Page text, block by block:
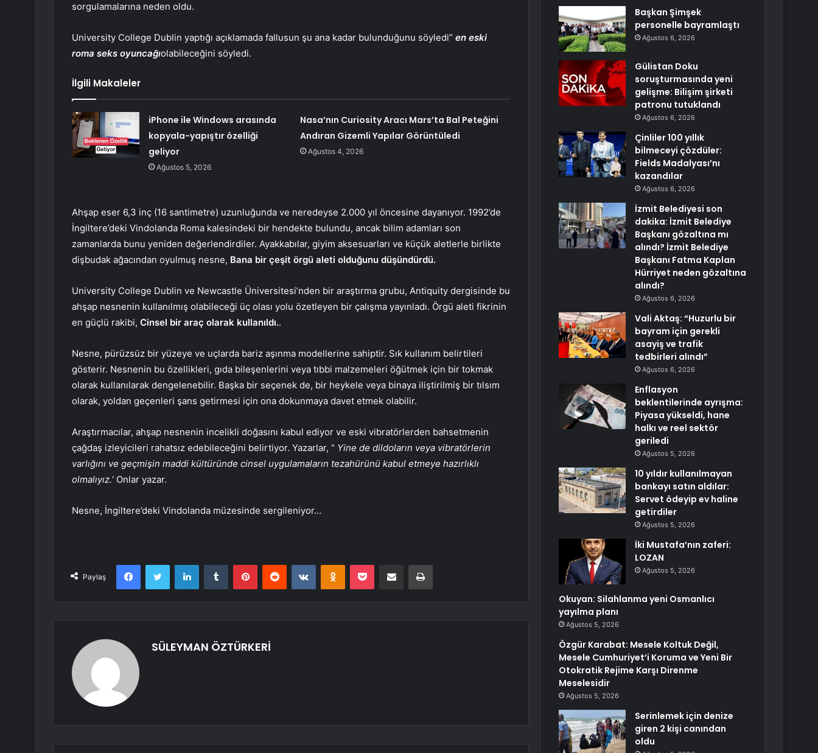
sorgulamalarına neden oldu.
University College Dublin yaptığı açıklamada fallusun şu ana kadar bulunduğunu söyledi” en eski
roma seks oyuncağıolabileceğini söyledi.
İlgili Makaleler
iPhone ile Windows arasında
kopyala-yapıştır özelliği
geliyor
Ağustos 5, 2026
Nasa’nın Curiosity Aracı Mars’ta Bal Peteğini
Andıran Gizemli Yapılar Görüntüledi
Ağustos 4, 2026
Ahşap eser 6,3 inç (16 santimetre) uzunluğunda ve neredeyse 2.000 yıl öncesine dayanıyor. 1992’de
İngiltere’deki Vindolanda Roma kalesindeki bir hendekte bulundu, ancak bilim adamları son
zamanlarda bunu yeniden değerlendirdiler. Ayakkabılar, giyim aksesuarları ve küçük aletlerle birlikte
dişbudak ağacından oyulmuş nesne, Bana bir çeşit örgü aleti olduğunu düşündürdü.
University College Dublin ve Newcastle Üniversitesi’nden bir araştırma grubu, Antiquity dergisinde bu
ahşap nesnenin kullanılmış olabileceği üç olası yolu özetleyen bir çalışma yayınladı. Örgü aleti fikrinin
en güçlü rakibi, Cinsel bir araç olarak kullanıldı..
Nesne, pürüzsüz bir yüzeye ve uçlarda bariz aşınma modellerine sahiptir. Sık kullanım belirtileri
gösterir. Nesnenin bu özellikleri, gıda bileşenlerini veya tıbbi malzemeleri öğütmek için bir tokmak
olarak kullanılarak dengelenebilir. Başka bir seçenek de, bir heykele veya binaya iliştirilmiş bir tılsım
olarak, yoldan geçenleri şans getirmesi için ona dokunmaya davet etmek olabilir.
Araştırmacılar, ahşap nesnenin incelikli doğasını kabul ediyor ve eski vibratörlerden bahsetmenin
çağdaş izleyicileri rahatsız edebileceğini belirtiyor. Yazarlar, “ Yine de dildoların veya vibratörlerin
varlığını ve geçmişin maddi kültüründe cinsel uygulamaların tezahürünü kabul etmeye hazırlıklı
olmalıyız.‘ Onlar yazar.
Nesne, İngiltere’deki Vindolanda müzesinde sergileniyor…
Paylaş
FacebookTwitter LinkedInTumblr PinterestReddit VKontakteOdnoklassniki
Pocket E-Posta ile paylaş Yazdır
SÜLEYMAN ÖZTÜRKERİ
Başkan Şimşek
personelle bayramlaştı
Ağustos 6, 2026
Gülistan Doku
soruşturmasında yeni
gelişme: Bilişim şirketi
patronu tutuklandı
Ağustos 6, 2026
Çinliler 100 yıllık
bilmeceyi çözdüler:
Fields Madalyası’nı
kazandılar
Ağustos 6, 2026
İzmit Belediyesi son
dakika: İzmit Belediye
Başkanı gözaltına mı
alındı? İzmit Belediye
Başkanı Fatma Kaplan
Hürriyet neden gözaltına
alındı?
Ağustos 6, 2026
Vali Aktaş: “Huzurlu bir
bayram için gerekli
asayiş ve trafik
tedbirleri alındı”
Ağustos 6, 2026
Enflasyon
beklentilerinde ayrışma:
Piyasa yükseldi, hane
halkı ve reel sektör
geriledi
Ağustos 5, 2026
10 yıldır kullanılmayan
bankayı satın aldılar:
Servet ödeyip ev haline
getirdiler
Ağustos 5, 2026
İki Mustafa’nın zaferi:
LOZAN
Ağustos 5, 2026
Okuyan: Silahlanma yeni Osmanlıcı
yayılma planı
Ağustos 5, 2026
Özgür Karabat: Mesele Koltuk Değil,
Mesele Cumhuriyet’i Koruma ve Yeni Bir
Otokratik Rejime Karşı Direnme
Meselesidir
Ağustos 5, 2026
Serinlemek için denize
giren 2 kişi canından
oldu